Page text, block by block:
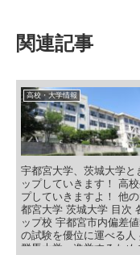
関連記事
高校・大学情報
宇都宮大学、茨城大学
ップしていきます！ 高
プしていきますよ！ 他
都宮大学 茨城大学 目次
ップ校 宇都宮市内偏差
の試験を優位に運べる
群馬大学へ進学するため